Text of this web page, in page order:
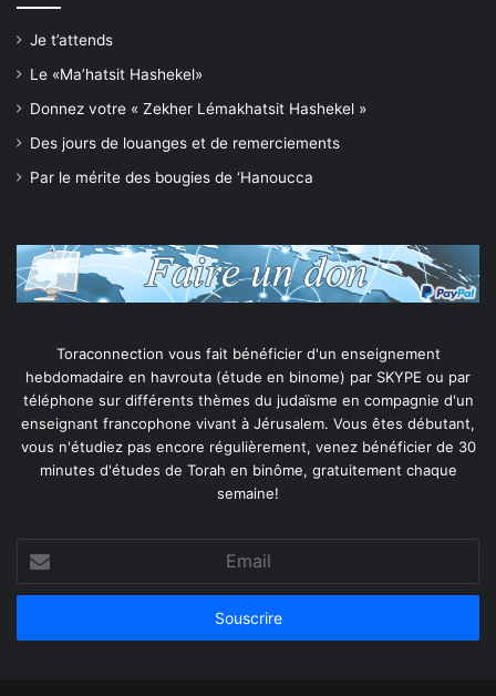
Je t’attends
Le «Ma’hatsit Hashekel»
Donnez votre « Zekher Lémakhatsit Hashekel »
Des jours de louanges et de remerciements
Par le mérite des bougies de ‘Hanoucca
Toraconnection vous fait bénéficier d'un enseignement
hebdomadaire en havrouta (étude en binome) par SKYPE ou par
téléphone sur différents thèmes du judaïsme en compagnie d'un
enseignant francophone vivant à Jérusalem. Vous êtes débutant,
vous n'étudiez pas encore régulièrement, venez bénéficier de 30
minutes d'études de Torah en binôme, gratuitement chaque
semaine!